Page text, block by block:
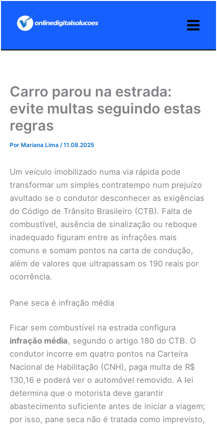
Carro parou na estrada:
evite multas seguindo estas
regras
Por Mariana Lima /11.08.2025
Um veículo imobilizado numa via rápida pode
transformar um simples contratempo num prejuízo
avultado se o condutor desconhecer as exigências
do Código de Trânsito Brasileiro (CTB). Falta de
combustível, ausência de sinalização ou reboque
inadequado figuram entre as infrações mais
comuns e somam pontos na carta de condução,
além de valores que ultrapassam os 190 reais por
ocorrência.
Pane seca é infração média
Ficar sem combustível na estrada configura
infração média, segundo o artigo 180 do CTB. O
condutor incorre em quatro pontos na Carteira
Nacional de Habilitação (CNH), paga multa de R$
130,16 e poderá ver o automóvel removido. A lei
determina que o motorista deve garantir
abastecimento suficiente antes de iniciar a viagem;
por isso, pane seca não é tratada como imprevisto,